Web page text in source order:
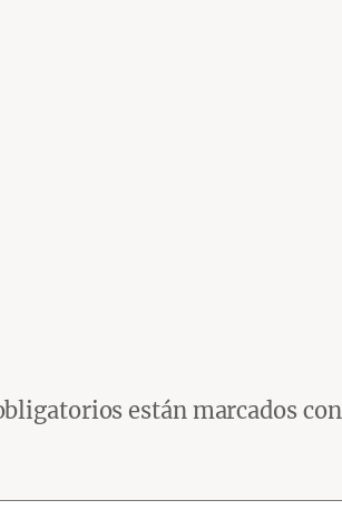
están marcados con